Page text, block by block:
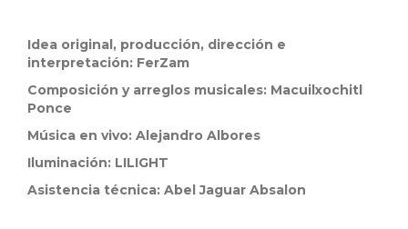
Idea original, producción, dirección e
interpretación: FerZam
Composición y arreglos musicales: Macuilxochitl
Ponce
Música en vivo: Alejandro Albores
Iluminación: LILIGHT
Asistencia técnica: Abel Jaguar Absalon